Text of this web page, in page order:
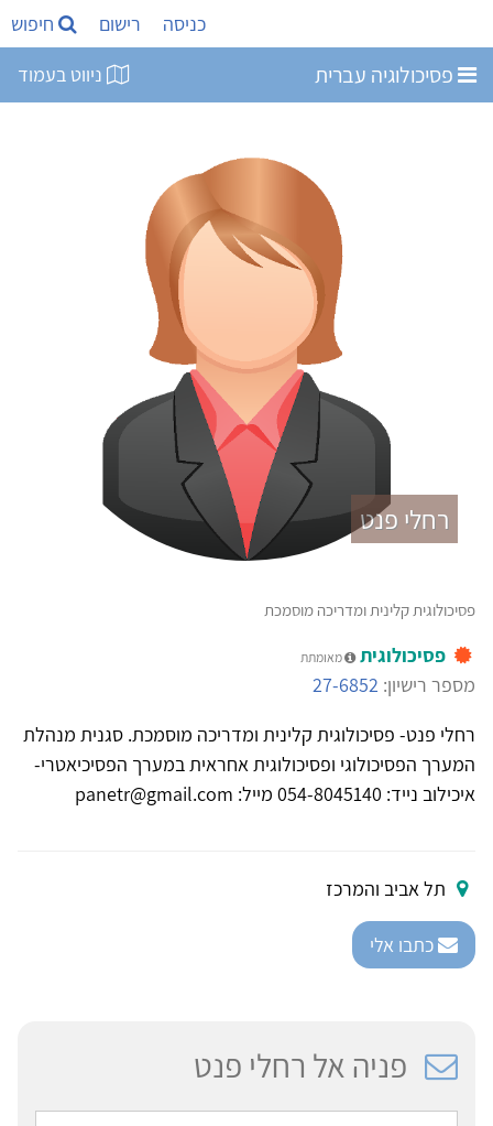
כניסה רישום חיפוש
פסיכולוגיה עברית ניווט בעמוד
רחלי פנט
פסיכולוגית קלינית ומדריכה מוסמכת
פסיכולוגית מאומתת
מספר רישיון: 27-6852
רחלי פנט- פסיכולוגית קלינית ומדריכה מוסמכת. סגנית מנהלת
המערך הפסיכולוגי ופסיכולוגית אחראית במערך הפסיכיאטרי-
איכילוב נייד: 054-8045140 מייל: panetr@gmail.com
תל אביב והמרכז
כתבו אלי
פניה אל רחלי פנט